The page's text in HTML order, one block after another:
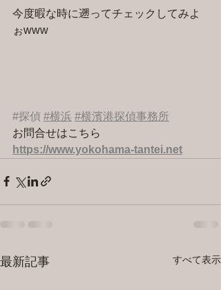
今度暇な時に遡ってチェックしてみよ
ぉwww
#探偵 #横浜 #横濱港探偵事務所
お問合せはこちら
https://www.yokohama-tantei.net
最新記事 すべて表示